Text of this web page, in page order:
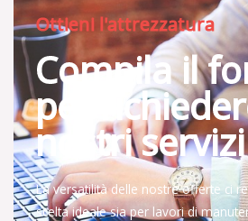
Ottieni l'attrezzatura
Compila il
per
nostri servizi
La versatilità delle nostre offerte ci
scelta ideale sia per lavori di